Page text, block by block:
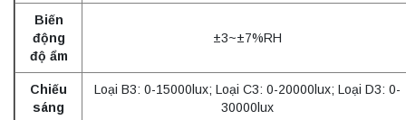
Biến
động
độ ẩm
±3~±7%RH
Chiếu
sáng
Loại B3: 0-15000lux; Loại C3: 0-20000lux; Loại D3: 0-
30000lux